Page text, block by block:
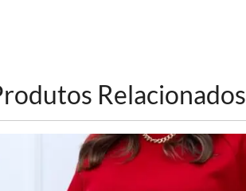
Relacionados